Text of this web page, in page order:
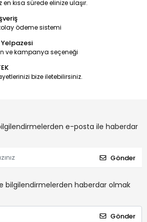
en kısa sürede elinize ulaşır.
ödeme sistemi
Yelpazesi
ve kampanya seçeneği
bize iletebilirsiniz.
e-posta ile haberdar
Gönder
bilgilendirmelerden haberdar olmak
Gönder